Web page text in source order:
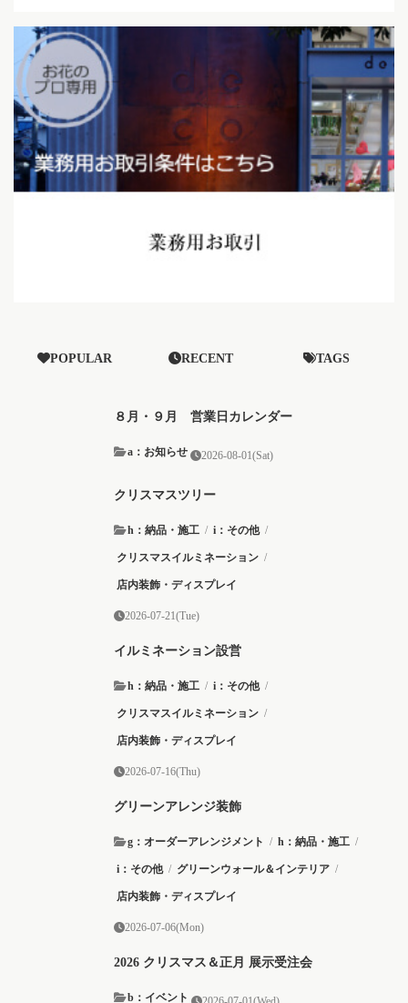
POPULAR RECENT TAGS
８月・９月 営業日カレンダー
a：お知らせ 2026-08-01(Sat)
クリスマスツリー
h：納品・施工 / i：その他 /
クリスマスイルミネーション /
店内装飾・ディスプレイ
2026-07-21(Tue)
イルミネーション設営
h：納品・施工 / i：その他 /
クリスマスイルミネーション /
店内装飾・ディスプレイ
2026-07-16(Thu)
グリーンアレンジ装飾
g：オーダーアレンジメント / h：納品・施工 /
i：その他 / グリーンウォール＆インテリア /
店内装飾・ディスプレイ
2026-07-06(Mon)
2026 クリスマス＆正月 展示受注会
b：イベント